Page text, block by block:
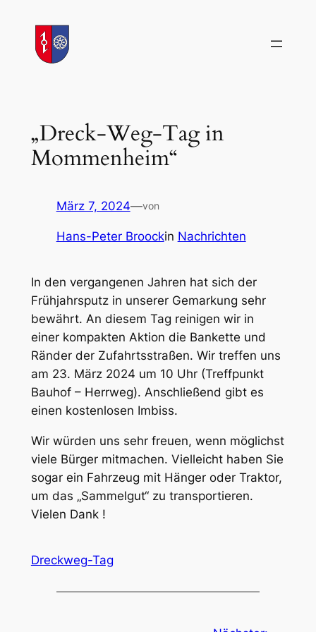
springen
„Dreck-Weg-Tag in
Mommenheim“
März 7, 2024—von
Hans-Peter Broockin Nachrichten
In den vergangenen Jahren hat sich der
Frühjahrsputz in unserer Gemarkung sehr
bewährt. An diesem Tag reinigen wir in
einer kompakten Aktion die Bankette und
Ränder der Zufahrtsstraßen. Wir treffen uns
am 23. März 2024 um 10 Uhr (Treffpunkt
Bauhof – Herrweg). Anschließend gibt es
einen kostenlosen Imbiss.
Wir würden uns sehr freuen, wenn möglichst
viele Bürger mitmachen. Vielleicht haben Sie
sogar ein Fahrzeug mit Hänger oder Traktor,
um das „Sammelgut“ zu transportieren.
Vielen Dank !
Dreckweg-Tag